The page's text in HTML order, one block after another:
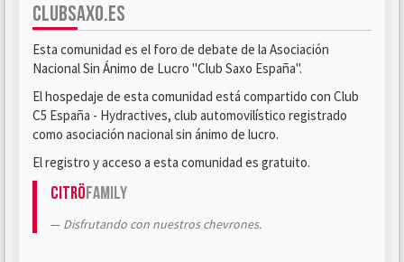
CLUBSAXO.ES
Esta comunidad es el foro de debate de la Asociación
Nacional Sin Ánimo de Lucro "Club Saxo España".
El hospedaje de esta comunidad está compartido con Club
C5 España - Hydractives, club automovilístico registrado
como asociación nacional sin ánimo de lucro.
El registro y acceso a esta comunidad es gratuito.
CitröFamily
Disfrutando con nuestros chevrones.